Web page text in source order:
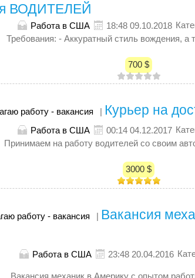
ВОДИТЕЛЕЙ
Работа в США 18:48 09.10.2018
Требования: - Аккуратный стиль вождения, а
700 $
работу - вакансия | Курьер на
Работа в США 00:14 04.12.2017
Принимаем на работу водителей со своим
3000 $
работу - вакансия | Вакансия
Работа в США 23:48 20.04.2016
Вакансия механик в Америку с опытом